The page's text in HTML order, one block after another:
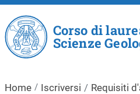
Corso di
Scienze
Home Iscriversi Requisiti